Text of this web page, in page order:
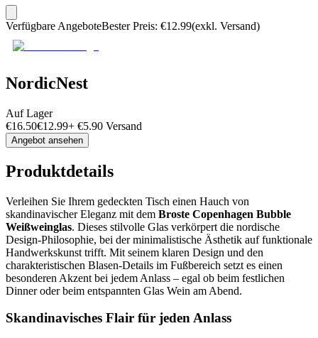
Verfügbare AngeboteBester Preis: €12.99(exkl. Versand)
NordicNest
Auf Lager
€16.50€12.99+ €5.90 Versand
Angebot ansehen
Produktdetails
Verleihen Sie Ihrem gedeckten Tisch einen Hauch von
skandinavischer Eleganz mit dem Broste Copenhagen Bubble
Weißweinglas. Dieses stilvolle Glas verkörpert die nordische
Design-Philosophie, bei der minimalistische Ästhetik auf funktionale
Handwerkskunst trifft. Mit seinem klaren Design und den
charakteristischen Blasen-Details im Fußbereich setzt es einen
besonderen Akzent bei jedem Anlass – egal ob beim festlichen
Dinner oder beim entspannten Glas Wein am Abend.
Skandinavisches Flair für jeden Anlass